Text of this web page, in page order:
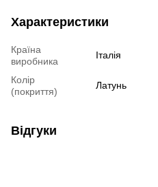
Характеристики
Країна
виробника
Італія
Колір
(покриття)
Латунь
Відгуки